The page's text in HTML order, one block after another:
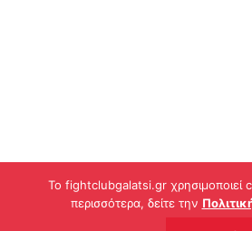
To fightclubgalatsi.gr χρησιμοποιεί
περισσότερα, δείτε την